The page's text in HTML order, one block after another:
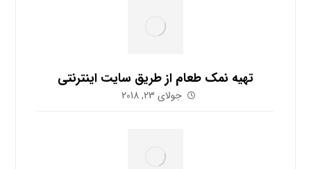
تهیه نمک طعام از طریق سایت اینترنتی
جولای 23, 2018